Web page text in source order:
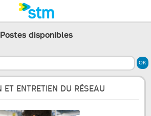
Postes disponibles
ET ENTRETIEN DU RÉSEAU